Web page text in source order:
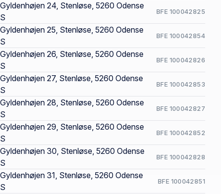
Gyldenhøjen 24, Stenløse, 5260 Odense
S
BFE 100042825
Gyldenhøjen 25, Stenløse, 5260 Odense
S
BFE 100042854
Gyldenhøjen 26, Stenløse, 5260 Odense
S
BFE 100042826
Gyldenhøjen 27, Stenløse, 5260 Odense
S
BFE 100042853
Gyldenhøjen 28, Stenløse, 5260 Odense
S
BFE 100042827
Gyldenhøjen 29, Stenløse, 5260 Odense
S
BFE 100042852
Gyldenhøjen 30, Stenløse, 5260 Odense
S
BFE 100042828
Gyldenhøjen 31, Stenløse, 5260 Odense
S
BFE 100042851